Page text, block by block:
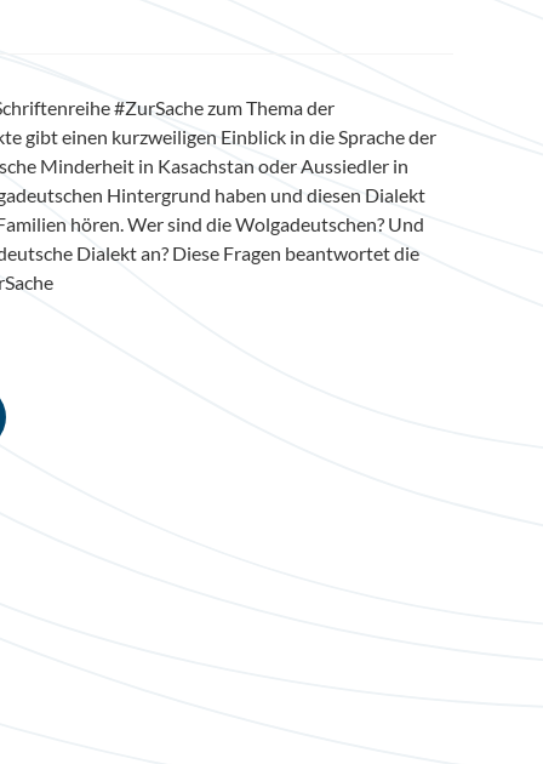
#ZurSache zum Thema der
gibt einen kurzweiligen Einblick in die Sprache der
Minderheit in Kasachstan oder Aussiedler in
Hintergrund haben und diesen Dialekt
hören. Wer sind die Wolgadeutschen? Und
Dialekt an? Diese Fragen beantwortet die